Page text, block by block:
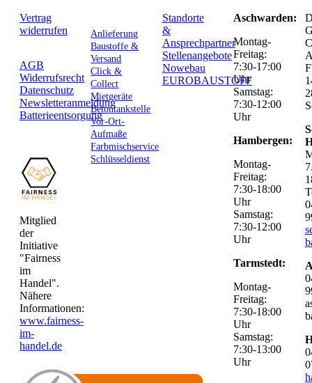
Vertrag
widerrufen
AGB
Widerrufsrecht
Datenschutz
Newsletteranmeldung
Batterieentsorgung
Mitglied
der
Initiative
"Fairness
im
Handel".
Nähere
Informationen:
www.fairness-
im-
handel.de
Anlieferung
Baustoffe &
Versand
Click &
Collect
Mietgeräte
Betontankstelle
Vor-Ort-
Aufmaße
Farbmischservice
Schlüsseldienst
Standorte
&
Ansprechpartner
Stellenangebote
Nowebau
EUROBAUSTOFF
Aschwarden:
Montag-
Freitag:
7:30-17:00
Uhr
Samstag:
7:30-12:00
Uhr
Hambergen:
Montag-
Freitag:
7:30-18:00
Uhr
Samstag:
7:30-12:00
Uhr
Tarmstedt:
Montag-
Freitag:
7:30-18:00
Uhr
Samstag:
7:30-13:00
Uhr